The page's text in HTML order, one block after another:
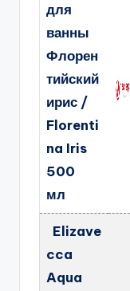
для
ванны
Флорен
тийский
ирис /
Florenti
na Iris
500
мл
Elizave
cca
Aqua